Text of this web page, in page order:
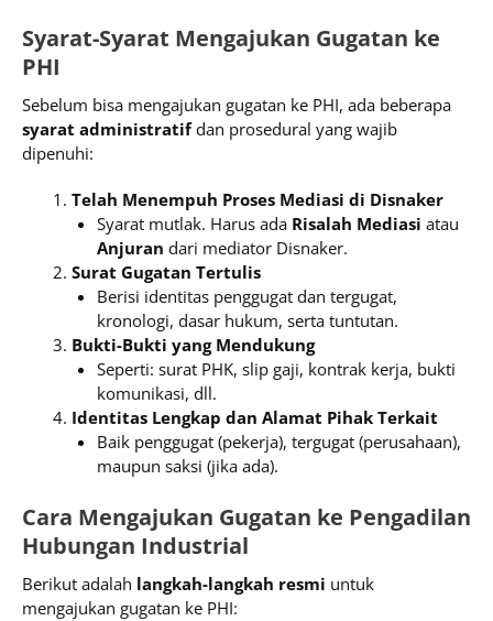
Syarat-Syarat Mengajukan Gugatan ke
PHI
Sebelum bisa mengajukan gugatan ke PHI, ada beberapa
syarat administratifdan prosedural yang wajib
dipenuhi:
Telah Menempuh Proses Mediasi di Disnaker
Syarat mutlak. Harus ada Risalah Mediasi atau
Anjuran dari mediator Disnaker.
Surat Gugatan Tertulis
Berisi identitas penggugat dan tergugat,
kronologi, dasar hukum, serta tuntutan.
Bukti-Bukti yang Mendukung
Seperti: surat PHK, slip gaji, kontrak kerja, bukti
komunikasi, dll.
Identitas Lengkap dan Alamat Pihak Terkait
Baik penggugat (pekerja), tergugat (perusahaan),
maupun saksi (jika ada).
Cara Mengajukan Gugatan ke Pengadilan
Hubungan Industrial
Berikut adalah langkah-langkah resmi untuk
mengajukan gugatan ke PHI: